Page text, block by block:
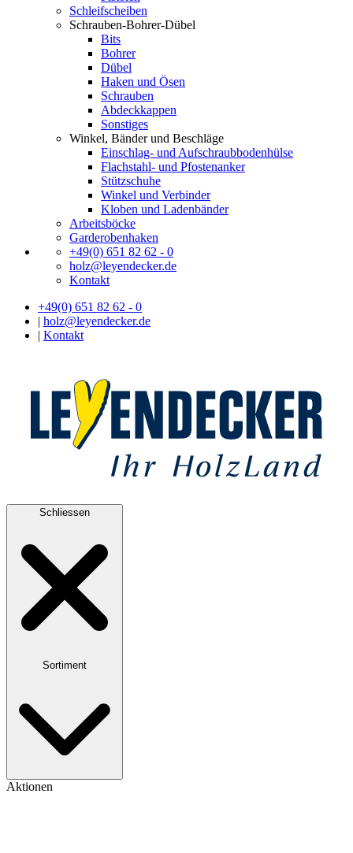
Schleifscheiben
Schrauben-Bohrer-Dübel
Bits
Bohrer
Dübel
Haken und Ösen
Schrauben
Abdeckkappen
Sonstiges
Winkel, Bänder und Beschläge
Einschlag- und Aufschraubbodenhülse
Flachstahl- und Pfostenanker
Stützschuhe
Winkel und Verbinder
Kloben und Ladenbänder
Arbeitsböcke
Garderobenhaken
+49(0) 651 82 62 - 0
holz@leyendecker.de
Kontakt
+49(0) 651 82 62 - 0
| holz@leyendecker.de
| Kontakt
Schliessen
Sortiment
Aktionen